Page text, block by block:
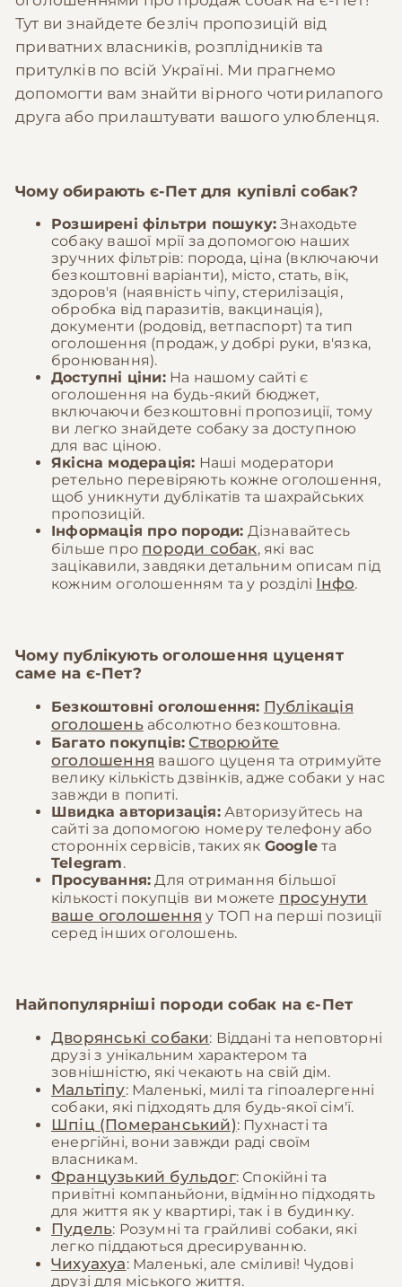
Тут ви знайдете безліч пропозицій від
приватних власників, розплідників та
притулків по всій Україні. Ми прагнемо
допомогти вам знайти вірного чотирилапого
друга або прилаштувати вашого улюбленця.
Чому обирають є-Петдля купівлі собак?
Розширені фільтри пошуку: Знаходьте
собаку вашої мрії за допомогою наших
зручних фільтрів: порода, ціна (включаючи
безкоштовні варіанти), місто, стать, вік,
здоров'я (наявність чіпу, стерилізація,
обробка від паразитів, вакцинація),
документи (родовід, ветпаспорт) та тип
оголошення (продаж, у добрі руки, в'язка,
бронювання).
Доступні ціни:На нашому сайті є
оголошення на будь-який бюджет,
включаючи безкоштовні пропозиції, тому
ви легко знайдете собаку за доступною
для вас ціною.
Якісна модерація: Наші модератори
ретельно перевіряють кожне оголошення,
щоб уникнути дублікатів та шахрайських
пропозицій.
Інформація про породи: Дізнавайтесь
більше про породи собак, які вас
зацікавили, завдяки детальним описам під
кожним оголошенням та у розділі Інфо.
Чому публікують оголошення цуценят
саме на є-Пет?
Безкоштовні оголошення: Публікація
оголошеньабсолютно безкоштовна.
Багато покупців: Створюйте
оголошення вашого цуценя та отримуйте
велику кількість дзвінків, адже собаки у нас
завжди в попиті.
Швидка авторизація:Авторизуйтесь на
сайті за допомогою номеру телефону або
сторонніх сервісів, таких як Google та
Telegram.
Просування: Для отримання більшої
кількості покупців ви можете просунути
ваше оголошення у ТОП на перші позиції
серед інших оголошень.
Найпопулярніші породи собак нає-Пет
Дворянські собаки: Віддані та неповторні
друзі з унікальним характером та
зовнішністю, які чекають на свій дім.
Мальтіпу: Маленькі, милі та гіпоалергенні
собаки, які підходять для будь-якої сім'ї.
Шпіц (Померанський): Пухнасті та
енергійні, вони завжди раді своїм
власникам.
Французький бульдог: Спокійні та
привітні компаньйони, відмінно підходять
для життя як у квартирі, так і в будинку.
Пудель: Розумні та грайливі собаки, які
легко піддаються дресируванню.
Чихуахуа: Маленькі, але сміливі! Чудові
друзі для міського життя.